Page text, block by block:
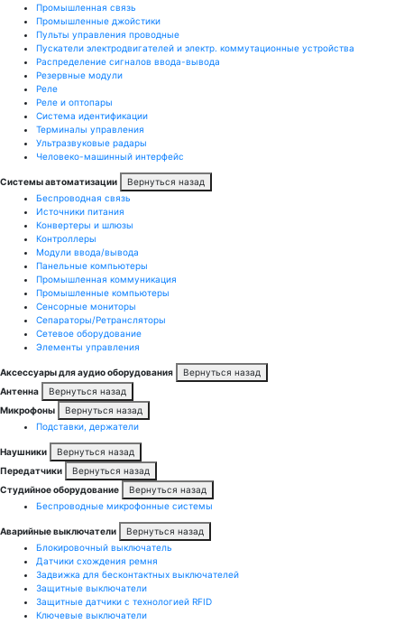
Промышленная связь
Промышленные джойстики
Пульты управления проводные
Пускатели электродвигателей и электр. коммутационные устройства
Распределение сигналов ввода-вывода
Резервные модули
Реле
Реле и оптопары
Система идентификации
Терминалы управления
Ультразвуковые радары
Человеко-машинный интерфейс
Системы автоматизации
Вернуться назад
Беспроводная связь
Источники питания
Конвертеры и шлюзы
Контроллеры
Модули ввода/вывода
Панельные компьютеры
Промышленная коммуникация
Промышленные компьютеры
Сенсорные мониторы
Сепараторы/Ретрансляторы
Сетевое оборудование
Элементы управления
Аксессуары для аудио оборудования
Вернуться назад
Антенна
Вернуться назад
Микрофоны
Вернуться назад
Подставки, держатели
Наушники
Вернуться назад
Передатчики
Вернуться назад
Студийное оборудование
Вернуться назад
Беспроводные микрофонные системы
Аварийные выключатели
Вернуться назад
Блокировочный выключатель
Датчики схождения ремня
Задвижка для бесконтактных выключателей
Защитные выключатели
Защитные датчики с технологией RFID
Ключевые выключатели